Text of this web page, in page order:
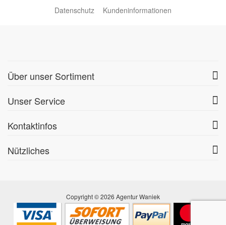
Datenschutz Kundeninformationen
Über unser Sortiment
Unser Service
Kontaktinfos
Nützliches
Copyright © 2026 Agentur Waniek